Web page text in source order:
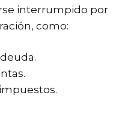
interrumpido por
como: